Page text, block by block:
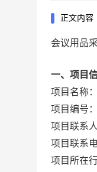
正文内容
会议用品
一、项目
项目名称：
项目编号：
项目联系人
项目联系电
项目所在